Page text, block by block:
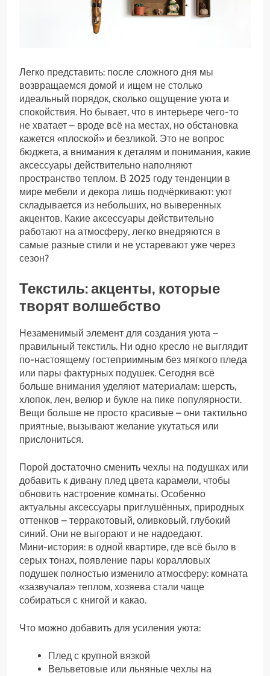
Легко представить: после сложного дня мы
возвращаемся домой и ищем не столько
идеальный порядок, сколько ощущение уюта и
спокойствия. Но бывает, что в интерьере чего-то
не хватает – вроде всё на местах, но обстановка
кажется «плоской» и безликой. Это не вопрос
бюджета, а внимания к деталям и понимания, какие
аксессуары действительно наполняют
пространство теплом. В 2025 году тенденции в
мире мебели и декора лишь подчёркивают: уют
складывается из небольших, но выверенных
акцентов. Какие аксессуары действительно
работают на атмосферу, легко внедряются в
самые разные стили и не устаревают уже через
сезон?
Текстиль: акценты, которые
творят волшебство
Незаменимый элемент для создания уюта –
правильный текстиль. Ни одно кресло не выглядит
по-настоящему гостеприимным без мягкого пледа
или пары фактурных подушек. Сегодня всё
больше внимания уделяют материалам: шерсть,
хлопок, лен, велюр и букле на пике популярности.
Вещи больше не просто красивые – они тактильно
приятные, вызывают желание укутаться или
прислониться.
Порой достаточно сменить чехлы на подушках или
добавить к дивану плед цвета карамели, чтобы
обновить настроение комнаты. Особенно
актуальны аксессуары приглушённых, природных
оттенков – терракотовый, оливковый, глубокий
синий. Они не выгорают и не надоедают.
Мини-история: в одной квартире, где всё было в
серых тонах, появление пары коралловых
подушек полностью изменило атмосферу: комната
«зазвучала» теплом, хозяева стали чаще
собираться с книгой и какао.
Что можно добавить для усиления уюта:
Плед с крупной вязкой
Вельветовые или льняные чехлы на